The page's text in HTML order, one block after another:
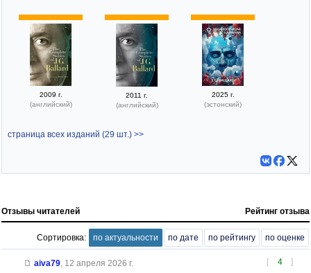
2009 г.
(английский)
2011 г.
(английский)
2025 г.
(эстонский)
страница всех изданий (29 шт.) >>
Отзывы читателей Рейтинг отзыва
Сортировка: по актуальности по дате по рейтингу по оценке
[ 4 ]
aiva79, 12 апреля 2026 г.